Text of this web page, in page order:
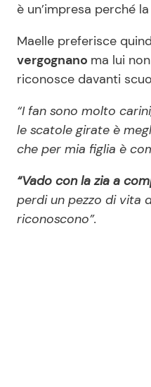
è un’impresa perché
Maelle preferisce
vergognano ma lui
riconosce davanti
“I fan sono molto
le scatole girate è
che per mia figlia è
“Vado con la zia a
perdi un pezzo di vita
riconoscono”.